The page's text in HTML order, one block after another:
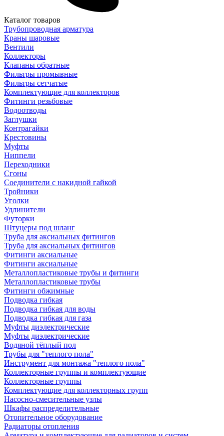
Каталог товаров
Трубопроводная арматура
Краны шаровые
Вентили
Коллекторы
Клапаны обратные
Фильтры промывные
Фильтры сетчатые
Комплектующие для коллекторов
Фитинги резьбовые
Водоотводы
Заглушки
Контрагайки
Крестовины
Муфты
Ниппели
Переходники
Сгоны
Соединители с накидной гайкой
Тройники
Уголки
Удлинители
Футорки
Штуцеры под шланг
Труба для аксиальных фитингов
Труба для аксиальных фитингов
Фитинги аксиальные
Фитинги аксиальные
Металлопластиковые трубы и фитинги
Металлопластиковые трубы
Фитинги обжимные
Подводка гибкая
Подводка гибкая для воды
Подводка гибкая для газа
Муфты диэлектрические
Муфты диэлектрические
Водяной тёплый пол
Трубы для "теплого пола"
Инструмент для монтажа "теплого пола"
Коллекторные группы и комплектующие
Коллекторные группы
Комплектующие для коллекторных групп
Насосно-смесительные узлы
Шкафы распределительные
Отопительное оборудование
Радиаторы отопления